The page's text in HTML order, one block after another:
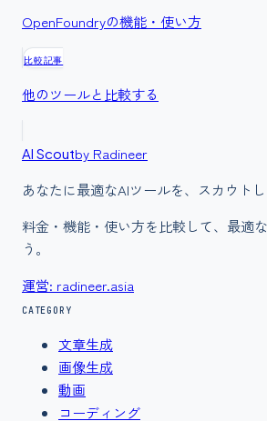
OpenFoundryの機能・使い方
比較記事
他のツールと比較する
AI Scoutby Radineer
あなたに最適なAIツールを、スカウトし
料金・機能・使い方を比較して、最適
う。
運営: radineer.asia
CATEGORY
文章生成
画像生成
動画
コーディング